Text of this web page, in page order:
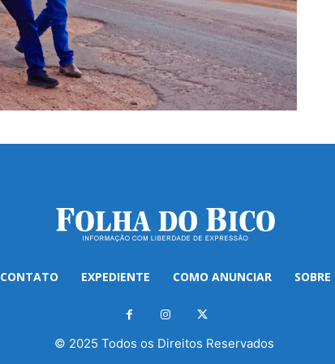
CONTATO EXPEDIENTE COMO ANUNCIAR SOBRE
© 2025 Todos os Direitos Reservados